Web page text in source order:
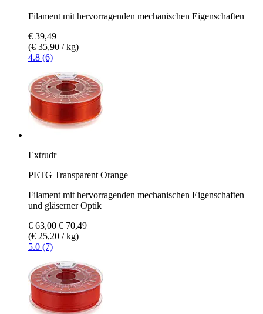
Filament mit hervorragenden mechanischen Eigenschaften
€ 39,49
(€ 35,90 / kg)
4.8 (6)
Extrudr
PETG Transparent Orange
Filament mit hervorragenden mechanischen Eigenschaften
und gläserner Optik
€ 63,00 € 70,49
(€ 25,20 / kg)
5.0 (7)